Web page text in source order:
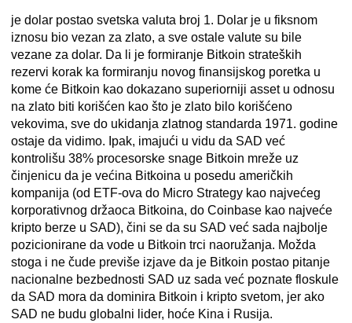
je dolar postao svetska valuta broj 1. Dolar je u fiksnom
iznosu bio vezan za zlato, a sve ostale valute su bile
vezane za dolar. Da li je formiranje Bitkoin strateških
rezervi korak ka formiranju novog finansijskog poretka u
kome će Bitkoin kao dokazano superiorniji asset u odnosu
na zlato biti korišćen kao što je zlato bilo korišćeno
vekovima, sve do ukidanja zlatnog standarda 1971. godine
ostaje da vidimo. Ipak, imajući u vidu da SAD već
kontrolišu 38% procesorske snage Bitkoin mreže uz
činjenicu da je većina Bitkoina u posedu američkih
kompanija (od ETF-ova do Micro Strategy kao najvećeg
korporativnog držaoca Bitkoina, do Coinbase kao najveće
kripto berze u SAD), čini se da su SAD već sada najbolje
pozicionirane da vode u Bitkoin trci naoružanja. Možda
stoga i ne čude previše izjave da je Bitkoin postao pitanje
nacionalne bezbednosti SAD uz sada već poznate floskule
da SAD mora da dominira Bitkoin i kripto svetom, jer ako
SAD ne budu globalni lider, hoće Kina i Rusija.